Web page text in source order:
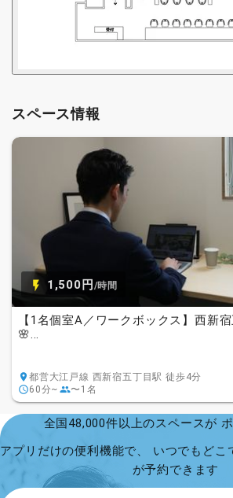
スペース情報
1,500円 /時間
【1名個室A／ワークボックス】西新
🌸...
都営大江戸線 西新宿五丁目駅 徒歩4分
60分~
〜1名
全国48,000件以上のスペースが
アプリだけの便利機能で、 いつでもどこ
が予約できます